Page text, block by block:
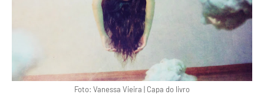
Foto: Vanessa Vieira | Capa do livro